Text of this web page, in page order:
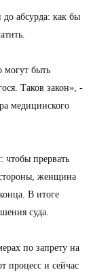
абсурда: как бы
могут быть
Таков закон», -
медицинского
чтобы прервать
женщина
В итоге
суда.
по запрету на
процесс и сейчас